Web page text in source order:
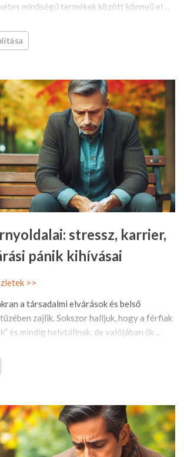
minőségű termékek között könnyű el ...
stressz, karrier,
pánik kihívásai
>>
a társadalmi elvárások és belső
zajlik. Sokszor halljuk, hogy a férfiak
és mindig helytállnak, de valójában ők ...